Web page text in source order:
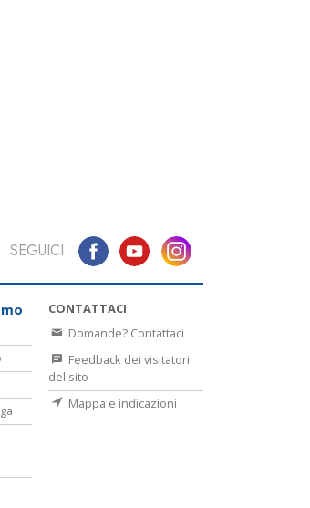
SEGUICI
CONTATTACI
Domande? Contattaci
Feedback dei visitatori
del sito
Mappa e indicazioni